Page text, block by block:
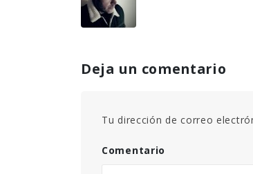
Deja un comentario
Tu dirección de correo
Comentario